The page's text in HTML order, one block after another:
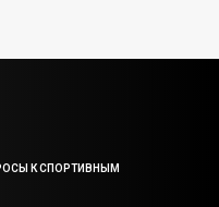
К СПОРТИВНЫМ